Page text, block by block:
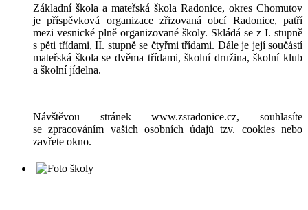
Základní škola a mateřská škola Radonice, okres Chomutov
je příspěvková organizace zřizovaná obcí Radonice, patří
mezi vesnické plně organizované školy. Skládá se z I. stupně
s pěti třídami, II. stupně se čtyřmi třídami. Dále je její součástí
mateřská škola se dvěma třídami, školní družina, školní klub
a školní jídelna.
Návštěvou stránek www.zsradonice.cz, souhlasíte
se zpracováním vašich osobních údajů tzv. cookies nebo
zavřete okno.